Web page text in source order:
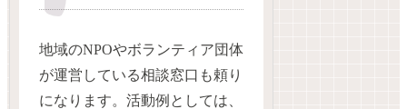
地域のNPOやボランティア団体
が運営している相談窓口も頼り
になります。活動例としては、